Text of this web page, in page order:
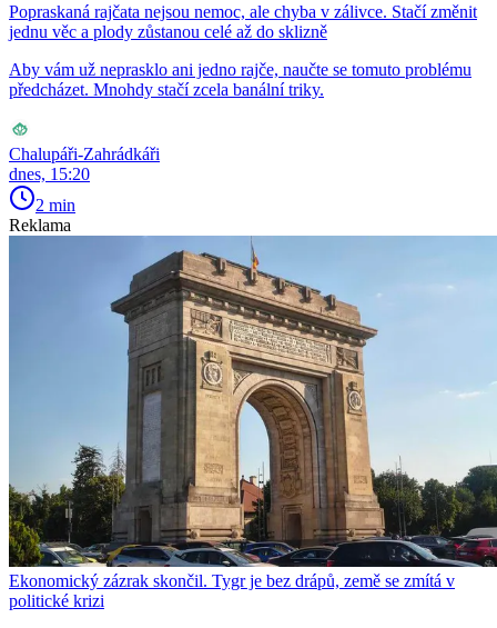
Popraskaná rajčata nejsou nemoc, ale chyba v zálivce. Stačí změnit
jednu věc a plody zůstanou celé až do sklizně
Aby vám už neprasklo ani jedno rajče, naučte se tomuto problému
předcházet. Mnohdy stačí zcela banální triky.
Chalupáři-Zahrádkáři
dnes, 15:20
2 min
Reklama
Ekonomický zázrak skončil. Tygr je bez drápů, země se zmítá v
politické krizi